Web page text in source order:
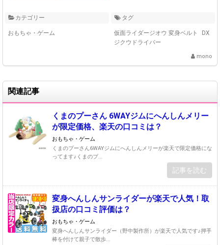
カテゴリー
おもちゃ・ゲーム
タグ
仮面ライダージオウ 変身ベルト
DX
ジクウドライバー
mono
関連記事
くまのプーさん 6WAYジムにへんしんメリー
が限定価格、楽天の口コミは？
おもちゃ・ゲーム
くまのプーさん6WAYジムにへんしんメリーが楽天で限定価格にな
ってます♪くまのプ...
記事を読む
変身へんしんサンライダーが楽天で人気！取
扱店の口コミ評価は？
おもちゃ・ゲーム
変身へんしんサンライダー（野中製作所）が楽天で人気です♪押手
棒を付けて親子で散歩...